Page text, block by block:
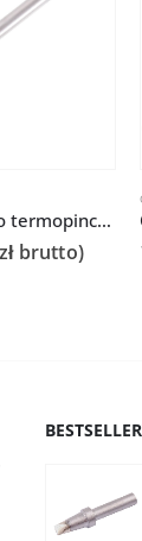
Grot Q-956-1D do termopincety Quick 986 do tweezera / TWZ120
złbrutto)